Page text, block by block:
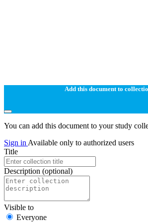
Add this document to
You can add this document to your study
Sign in Available only to authorized users
Title
Description (optional)
Visible to
Everyone